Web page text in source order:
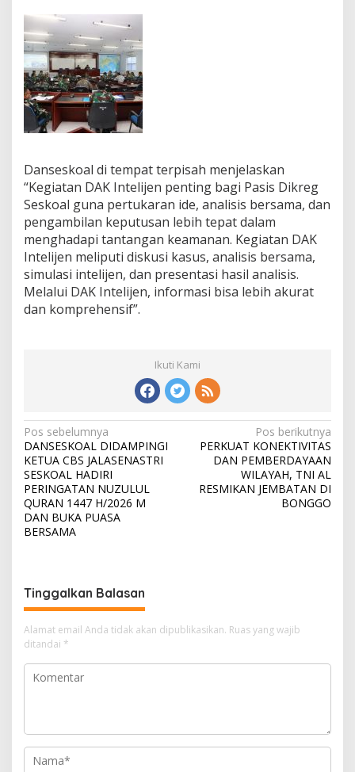
Danseskoal di tempat terpisah menjelaskan
“Kegiatan DAK Intelijen penting bagi Pasis Dikreg
Seskoal guna pertukaran ide, analisis bersama, dan
pengambilan keputusan lebih tepat dalam
menghadapi tantangan keamanan. Kegiatan DAK
Intelijen meliputi diskusi kasus, analisis bersama,
simulasi intelijen, dan presentasi hasil analisis.
Melalui DAK Intelijen, informasi bisa lebih akurat
dan komprehensif”.
Ikuti Kami
N
a
v
i
g
i
p
o
s
Pos sebelumnya
DANSESKOAL DIDAMPINGI
KETUA CBS JALASENASTRI
SESKOAL HADIRI
PERINGATAN NUZULUL
QURAN 1447 H/2026 M
DAN BUKA PUASA
BERSAMA
Pos berikutnya
PERKUAT KONEKTIVITAS
DAN PEMBERDAYAAN
WILAYAH, TNI AL
RESMIKAN JEMBATAN DI
BONGGO
Tinggalkan Balasan
Alamat email Anda tidak akan dipublikasikan. Ruas yang wajib
ditandai *